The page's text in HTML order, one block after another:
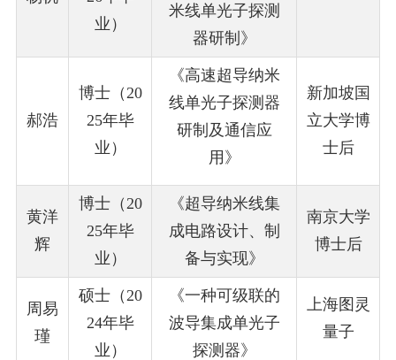
业）
米线单光子探测
器研制》
郝浩
博士（20
25年毕
业）
《高速超导纳米
线单光子探测 器
研制及通信应
用 》
新加坡国
立大学博
士后
黄洋
辉
博士（20
25年毕
业）
《超导纳米线集
成电路设计、制
备与实现》
南京大学
博士后
周易
瑾
硕士（20
24年毕
业）
《一种可级联的
波导集成单光子
探测器》
上海图灵
量子